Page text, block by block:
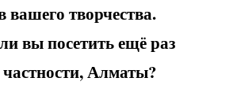
вашего творчества.
вы посетить ещё раз
частности, Алматы?